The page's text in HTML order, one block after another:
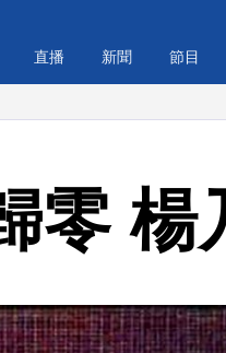
直播 新聞 節目
防堵
零 楊